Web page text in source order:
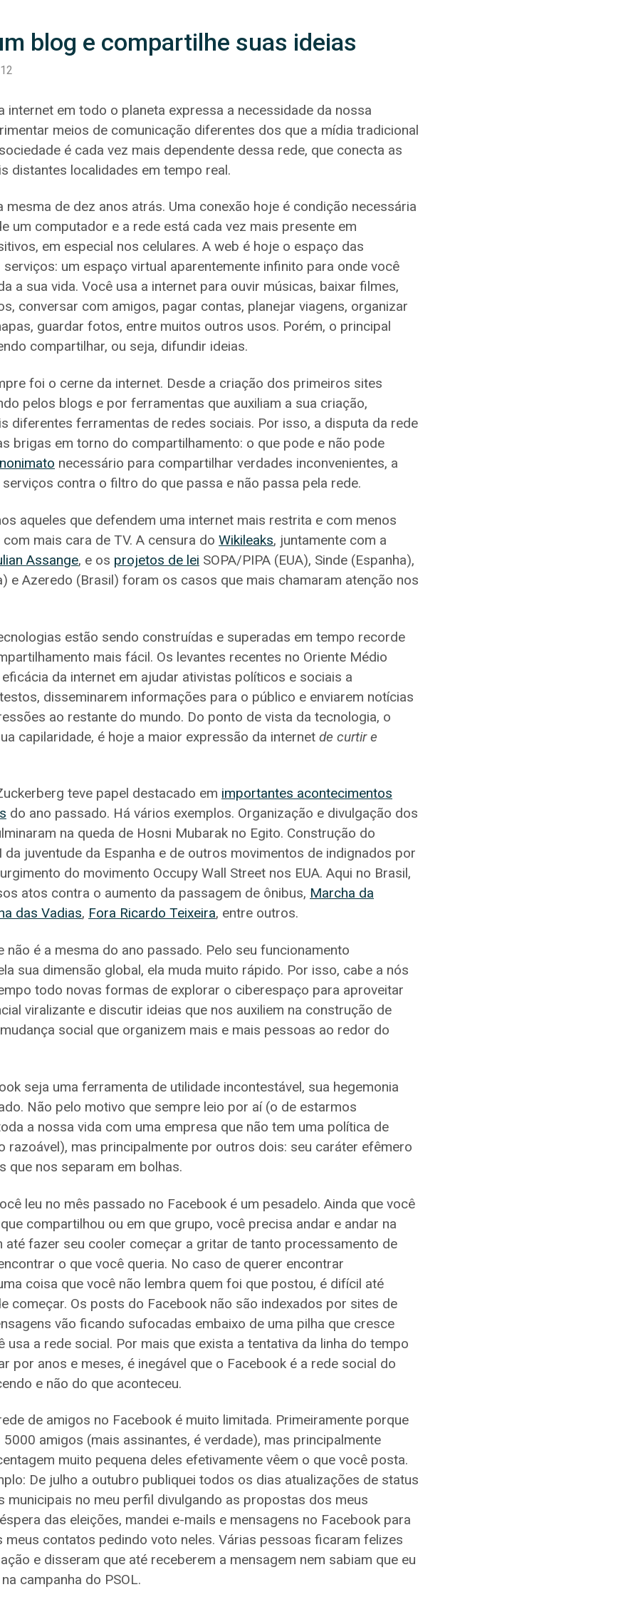
blog e compartilhe suas ideias
internet em todo o planeta expressa a necessidade da nossa
meios de comunicação diferentes dos que a mídia tradicional
é cada vez mais dependente dessa rede, que conecta as
distantes localidades em tempo real.
mesma de dez anos atrás. Uma conexão hoje é condição necessária
um computador e a rede está cada vez mais presente em
em especial nos celulares. A web é hoje o espaço das
um espaço virtual aparentemente infinito para onde você
a sua vida. Você usa a internet para ouvir músicas, baixar filmes,
conversar com amigos, pagar contas, planejar viagens, organizar
guardar fotos, entre muitos outros usos. Porém, o principal
compartilhar, ou seja, difundir ideias.
foi o cerne da internet. Desde a criação dos primeiros sites
pelos blogs e por ferramentas que auxiliam a sua criação,
diferentes ferramentas de redes sociais. Por isso, a disputa da rede
brigas em torno do compartilhamento: o que pode e não pode
necessário para compartilhar verdades inconvenientes, a
contra o filtro do que passa e não passa pela rede.
aqueles que defendem uma internet mais restrita e com menos
mais cara de TV. A censura do Wikileaks, juntamente com a
Assange, e os projetos de lei SOPA/PIPA (EUA), Sinde (Espanha),
e Azeredo (Brasil) foram os casos que mais chamaram atenção nos
estão sendo construídas e superadas em tempo recorde
mais fácil. Os levantes recentes no Oriente Médio
da internet em ajudar ativistas políticos e sociais a
disseminarem informações para o público e enviarem notícias
ao restante do mundo. Do ponto de vista da tecnologia, o
capilaridade, é hoje a maior expressão da internet de curtir e
teve papel destacado em importantes acontecimentos
do ano passado. Há vários exemplos. Organização e divulgação dos
na queda de Hosni Mubarak no Egito. Construção do
juventude da Espanha e de outros movimentos de indignados por
do movimento Occupy Wall Street nos EUA. Aqui no Brasil,
atos contra o aumento da passagem de ônibus, Marcha da
das Vadias, Fora Ricardo Teixeira, entre outros.
não é a mesma do ano passado. Pelo seu funcionamento
sua dimensão global, ela muda muito rápido. Por isso, cabe a nós
todo novas formas de explorar o ciberespaço para aproveitar
viralizante e discutir ideias que nos auxiliem na construção de
social que organizem mais e mais pessoas ao redor do
seja uma ferramenta de utilidade incontestável, sua hegemonia
Não pelo motivo que sempre leio por aí (o de estarmos
a nossa vida com uma empresa que não tem uma política de
razoável), mas principalmente por outros dois: seu caráter efêmero
que nos separam em bolhas.
leu no mês passado no Facebook é um pesadelo. Ainda que você
compartilhou ou em que grupo, você precisa andar e andar na
até fazer seu cooler começar a gritar de tanto processamento de
o que você queria. No caso de querer encontrar
coisa que você não lembra quem foi que postou, é difícil até
começar. Os posts do Facebook não são indexados por sites de
vão ficando sufocadas embaixo de uma pilha que cresce
usa a rede social. Por mais que exista a tentativa da linha do tempo
por anos e meses, é inegável que o Facebook é a rede social do
e não do que aconteceu.
de amigos no Facebook é muito limitada. Primeiramente porque
amigos (mais assinantes, é verdade), mas principalmente
muito pequena deles efetivamente vêem o que você posta.
De julho a outubro publiquei todos os dias atualizações de status
municipais no meu perfil divulgando as propostas dos meus
das eleições, mandei e-mails e mensagens no Facebook para
meus contatos pedindo voto neles. Várias pessoas ficaram felizes
e disseram que até receberem a mensagem nem sabiam que eu
campanha do PSOL.